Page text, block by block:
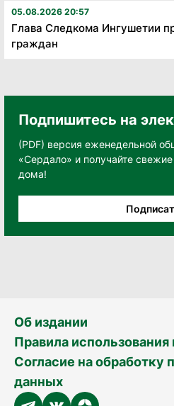
05.08.2026 20:57
Глава Следкома Ингушетии
граждан
Подпишитесь на
(PDF) версия еженедельной
«Сердало» и получайте
дома!
Об издании
Правила использования
Согласие на обработку
данных